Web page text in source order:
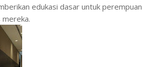
edukasi dasar untuk perempuan